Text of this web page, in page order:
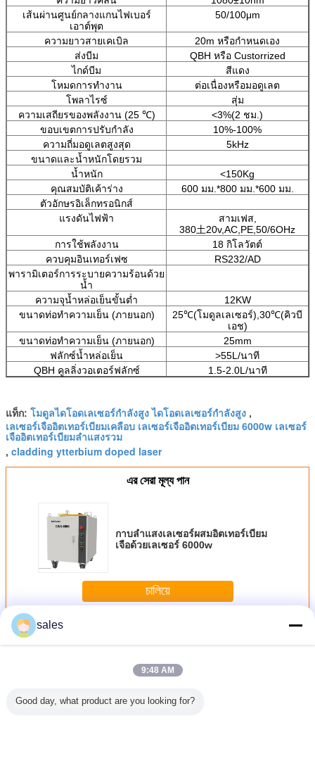
เส้นผ่านศูนย์กลางแกนไฟเบอร์
เอาต์พุต
50/100μm
ความยาวสายเคเบิล
20m หรือกำหนดเอง
ส่งบีม
QBH หรือ Custorrized
ไกด์บีม
สีแดง
โหมดการทำงาน
ต่อเนื่องหรือมอดูเลต
โพลาไรซ์
สุ่ม
ความเสถียรของพลังงาน (25 ℃)
<3%(2 ชม.)
ขอบเขตการปรับกำลัง
10%-100%
ความถี่มอดูเลตสูงสุด
5kHz
ขนาดและน้ำหนักโดยรวม
น้ำหนัก
<150Kg
คุณสมบัติเค้าร่าง
600 มม.*800 มม.*600 มม.
ตัวอักษรอิเล็กทรอนิกส์
แรงดันไฟฟ้า
สามเฟส,
380土20v,AC,PE,50/6OHz
การใช้พลังงาน
18 กิโลวัตต์
ควบคุมอินเทอร์เฟซ
RS232/AD
พารามิเตอร์การระบายความร้อนด้วย
น้ำ
ความจุน้ำหล่อเย็นขั้นต่ำ
12KW
ขนาดท่อทำความเย็น (ภายนอก)
25℃(โมดูลเลเซอร์),30℃(คิวบี
เอช)
ขนาดท่อทำความเย็น (ภายนอก)
25mm
ฟลักซ์น้ำหล่อเย็น
>55L/นาที
QBH คูลลิ่งวอเตอร์ฟลักซ์
1.5-2.0L/นาที
แท็ก: โมดูลไดโอดเลเซอร์กำลังสูง ไดโอดเลเซอร์กำลังสูง ,
เลเซอร์เจืออิตเทอร์เบียมเคลือบ เลเซอร์เจืออิตเทอร์เบียม 6000w เลเซอร์
เจืออิตเทอร์เบียมลำแสงรวม
, cladding ytterbium doped laser
এর সেরা মূল্য পান
กาบลำแสงเลเซอร์ผสมอิตเทอร์เบียม
เจือด้วยเลเซอร์ 6000w
চালিয়ে
มากกว่าเลเซอร์ไฟเบอร์ CW
sales
9:48 AM
Good day, what product are you looking for?